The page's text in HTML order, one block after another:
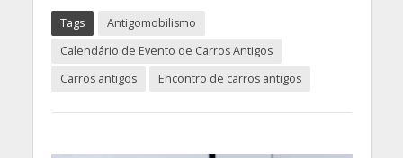
Tags
Antigomobilismo
Calendário de Evento de Carros Antigos
Carros antigos
Encontro de carros antigos